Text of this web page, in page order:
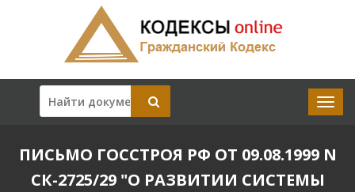
ПИСЬМО ГОССТРОЯ РФ ОТ 09.08.1999 N
СК-2725/29 "О РАЗВИТИИ СИСТЕМЫ